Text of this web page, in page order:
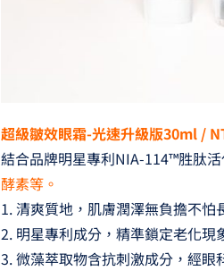
超級皺效眼霜-光速升級版30ml /
結合品牌明星專利NIA-114™胜肽
酵素等。
1. 清爽質地，肌膚潤澤無負擔不怕
2. 明星專利成分，精準鎖定老化現
3. 微藻萃取物含抗刺激成分，經